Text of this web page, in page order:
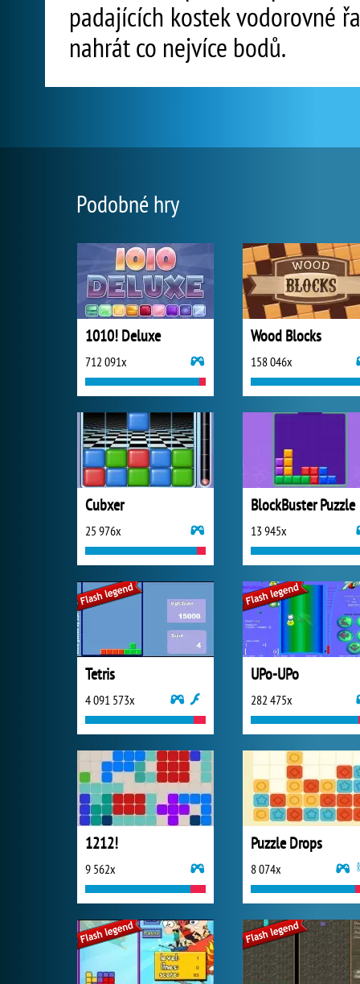
padajících kostek vodorovné
nahrát co nejvíce bodů.
Podobné hry
1010! Deluxe
712 091x
Wood Blocks
158 046x
Cubxer
25 976x
BlockBuster Puzzle
13 945x
Tetris
4 091 573x
UPo-UPo
282 475x
1212!
9 562x
Puzzle Drops
8 074x